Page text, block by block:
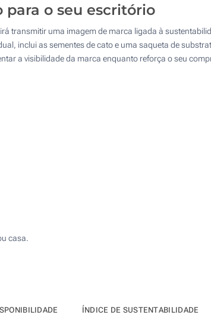
1100
Outra : Atualizar
para o seu escritório
transmitir uma imagem de marca ligada à
inclui as sementes de cato e uma saqueta de
a visibilidade da marca enquanto reforça o seu
casa.
ÍNDICE DE SUSTENTABILIDADE